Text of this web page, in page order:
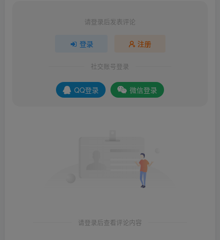
请登录后发表评论
登录 注册
社交账号登录
QQ登录 微信登录
请登录后查看评论内容